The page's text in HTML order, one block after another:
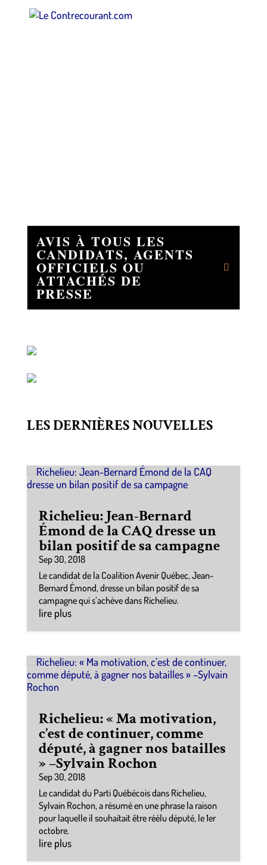
AVIS À TOUS LES
CANDIDATS, AGENTS
OFFICIELS OU
ATTACHÉS DE
PRESSE
LES DERNIÈRES NOUVELLES
Richelieu: Jean-Bernard
Émond de la CAQ dresse un
bilan positif de sa campagne
Sep 30, 2018
Le candidat de la Coalition Avenir Québec, Jean-
Bernard Émond, dresse un bilan positif de sa
campagne qui s’achève dans Richelieu.
lire plus
Richelieu: « Ma motivation,
c’est de continuer, comme
député, à gagner nos batailles
» –Sylvain Rochon
Sep 30, 2018
Le candidat du Parti Québécois dans Richelieu,
Sylvain Rochon, a résumé en une phrase la raison
pour laquelle il souhaitait être réélu député, le 1er
octobre.
lire plus